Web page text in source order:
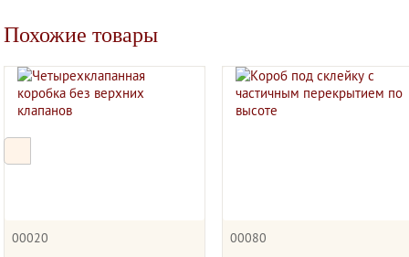
35.00 руб.
+
- шт.
В КОРЗИНУ
+
- шт.
В КОРЗИНУ
Похожие товары
00020 00080